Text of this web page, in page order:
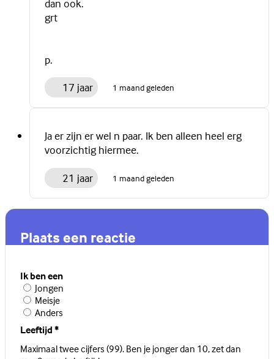
dan ook.
grt
p.
17 jaar
1 maand geleden
Ja er zijn er wel n paar. Ik ben alleen heel erg
voorzichtig hiermee.
21 jaar
1 maand geleden
Plaats een reactie
Ik ben een
Jongen
Meisje
Anders
Leeftijd *
Maximaal twee cijfers (99). Ben je jonger dan 10, zet dan